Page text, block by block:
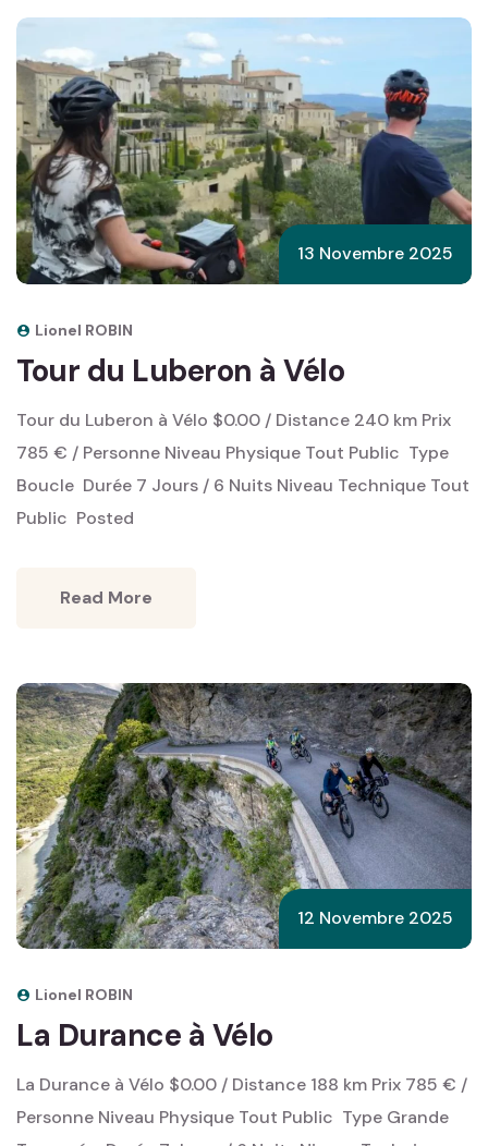
13 Novembre 2025
Lionel ROBIN
Tour du Luberon à Vélo
Tour du Luberon à Vélo $0.00 / Distance 240 km Prix
785 € / Personne Niveau Physique Tout Public ‎ Type
Boucle ‎ Durée 7 Jours / 6 Nuits Niveau Technique Tout
Public ‎ Posted
Read More
12 Novembre 2025
Lionel ROBIN
La Durance à Vélo
La Durance à Vélo $0.00 / Distance 188 km Prix 785 € /
Personne Niveau Physique Tout Public ‎ Type Grande